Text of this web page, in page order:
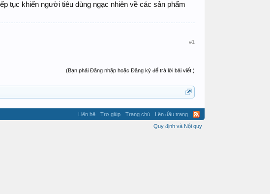
tục khiến người tiêu dùng ngạc nhiên về các sản phẩm
#1
(Bạn phải Đăng nhập hoặc Đăng ký để trả lời bài viết.)
Liên hệ Trợ giúp Trang chủ
Lên đầu trang
Quy định và Nội quy